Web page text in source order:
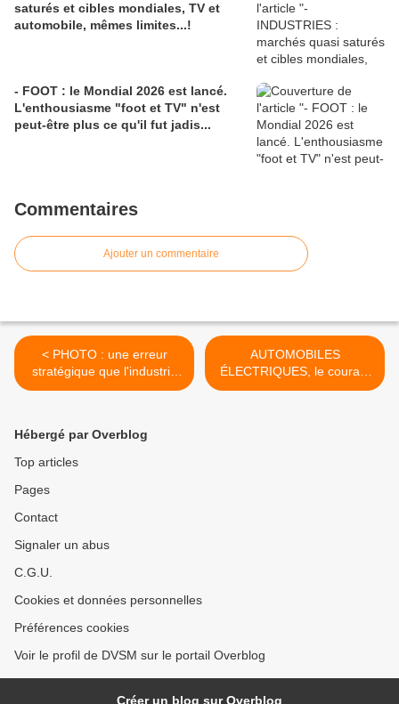
saturés et cibles mondiales, TV et
automobile, mêmes limites...!
- FOOT : le Mondial 2026 est lancé.
L'enthousiasme "foot et TV" n'est
peut-être plus ce qu'il fut jadis...
Commentaires
Ajouter un commentaire
< PHOTO : une erreur
stratégique que l'industrie
paye cash face au
AUTOMOBILES
ÉLECTRIQUES, le courant
a quand même beaucoup
Hébergé par Overblog
Top articles
Pages
Contact
Signaler un abus
C.G.U.
Cookies et données personnelles
Préférences cookies
Voir le profil de DVSM sur le portail Overblog
Créer un blog sur Overblog